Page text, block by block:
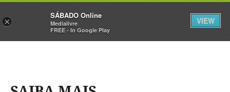
Sábado Assine Iniciar Sessão
×
SÁBADO Online
Medialivre
FREE - In Google Play
VIEW